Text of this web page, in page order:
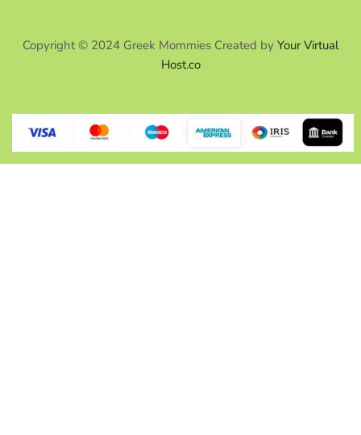
Copyright © 2024 Greek Mommies Created by Your Virtual
Host.co